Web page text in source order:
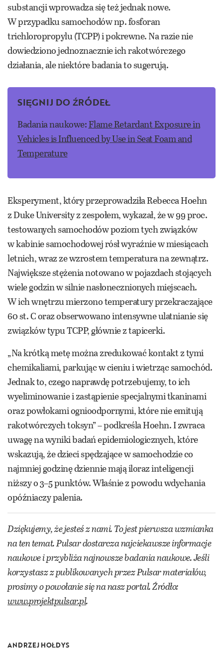
substancji wprowadza się też jednak nowe.
W przypadku samochodów np. fosforan
trichloropropylu (TCPP) i pokrewne. Na razie nie
dowiedziono jednoznacznie ich rakotwórczego
działania, ale niektóre badania to sugerują.
SIĘGNIJ DO ŹRÓDEŁ
Badania naukowe:Flame Retardant Exposure in
Vehicles is Influenced by Use in Seat Foam and
Temperature
Eksperyment, który przeprowadziłaRebecca Hoehn
z Duke University z zespołem, wykazał, że w 99 proc.
testowanych samochodów poziom tych związków
w kabinie samochodowej rósł wyraźnie w miesiącach
letnich, wraz ze wzrostem temperatura na zewnątrz.
Największe stężenia notowano w pojazdach stojących
wiele godzin w silnie nasłonecznionych miejscach.
W ich wnętrzu mierzono temperatury przekraczające
60 st. C oraz obserwowano intensywne ulatnianie się
związków typu TCPP, głównie z tapicerki.
„Na krótką metę można zredukować kontakt z tymi
chemikaliami, parkując w cieniu i wietrząc samochód.
Jednak to, czego naprawdę potrzebujemy, to ich
wyeliminowanie i zastąpienie specjalnymi tkaninami
oraz powłokami ognioodpornymi, które nie emitują
rakotwórczych toksyn” – podkreśla Hoehn. I zwraca
uwagę na wyniki badań epidemiologicznych, które
wskazują, że dzieci spędzające w samochodzie co
najmniej godzinę dziennie mają iloraz inteligencji
niższy o 3–5 punktów. Właśnie z powodu wdychania
opóźniaczy palenia.
Dziękujemy, że jesteś z nami. To jest pierwsza wzmianka
na ten temat. Pulsar dostarcza najciekawsze informacje
naukowe i przybliża najnowsze badania naukowe. Jeśli
korzystasz z publikowanych przez Pulsar materiałów,
prosimy o powołanie się na nasz portal. Źródło:
www.projektpulsar.pl.
ANDRZEJ HOŁDYS